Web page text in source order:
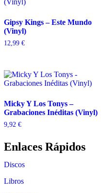
Gipsy Kings – Este Mundo
(Vinyl)
12,99 €
Micky Y Los Tonys –
Grabaciones Inéditas (Vinyl)
9,92 €
Enlaces Rápidos
Discos
Libros